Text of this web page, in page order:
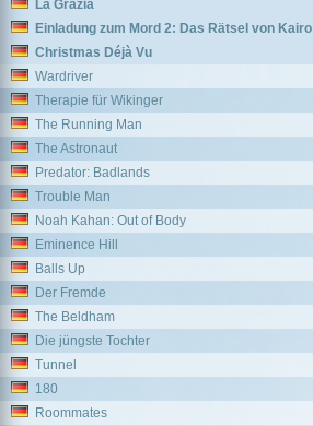
La Grazia
Einladung zum Mord 2: Das Rätsel von Kairo
Christmas Déjà Vu
Wardriver
Therapie für Wikinger
The Running Man
The Astronaut
Predator: Badlands
Trouble Man
Noah Kahan: Out of Body
Eminence Hill
Balls Up
Der Fremde
The Beldham
Die jüngste Tochter
Tunnel
180
Roommates